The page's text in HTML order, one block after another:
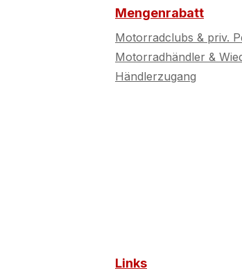
Mengenrabatt
Motorradclubs & priv.
Motorradhändler &
Händlerzugang
Links